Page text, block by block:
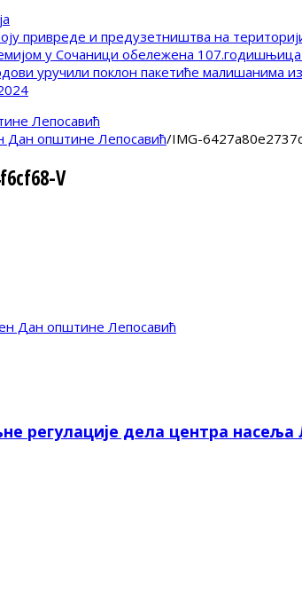
привреде и предузетништва на
у Сочаници обележена 107.годишњица
уручили поклон пакетиће малишанима
Дан општине Лепосавић/IMG-
V
Дан општине Лепосавић
регулације дела центра насеља